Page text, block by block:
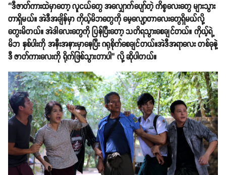
‘’ဒီဇာတ်ကားထဲမှာတော့ လူငယ်တွေ အလျှောက်ပျော်တဲ့ ကိစ္စလေးတွေ များသွား
တာရှိမယ်။ အဲဒီအချိန်မှာ ကိုယ့်မိဘတွေကို မေ့လျော့တာလေးတွေရှိမယ်လို့
တွေးမိတယ်။ အဲဒါလေးတွေကို ပြန်ပြီးတော့ သတိရသွားစေချင်တယ်။ ကိုယ့်ရဲ့
မိဘ နှစ်ပါးကို အနီးအနားမှာနေပြီး ဂရုစိုက်စေချင်တယ်။အဲဒီအရာလေး တစ်ခုနဲ့
ဒီ ဇာတ်ကားလေးကို ရိုက်ဖြစ်သွားတာပါ’’ လို့ ဆိုပါတယ်။